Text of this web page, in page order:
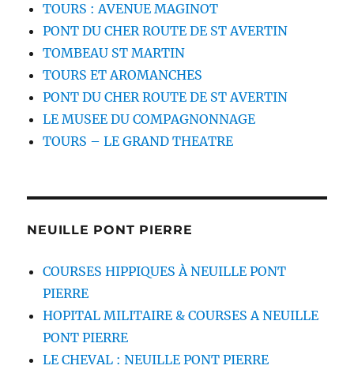
TOURS : AVENUE MAGINOT
PONT DU CHER ROUTE DE ST AVERTIN
TOMBEAU ST MARTIN
TOURS ET AROMANCHES
PONT DU CHER ROUTE DE ST AVERTIN
LE MUSEE DU COMPAGNONNAGE
TOURS – LE GRAND THEATRE
NEUILLE PONT PIERRE
COURSES HIPPIQUES À NEUILLE PONT
PIERRE
HOPITAL MILITAIRE & COURSES A NEUILLE
PONT PIERRE
LE CHEVAL : NEUILLE PONT PIERRE